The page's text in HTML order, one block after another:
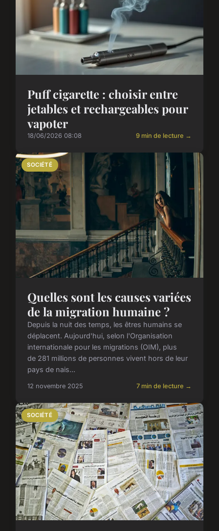
Puff cigarette : choisir entre
jetables et rechargeables pour
vapoter
18/06/2026 08:08 9 min de lecture →
SOCIÉTÉ
Quelles sont les causes variées
de la migration humaine ?
Depuis la nuit des temps, les êtres humains se
déplacent. Aujourd'hui, selon l'Organisation
internationale pour les migrations (OIM), plus
de 281 millions de personnes vivent hors de leur
pays de nais...
12 novembre 2025 7 min de lecture →
SOCIÉTÉ